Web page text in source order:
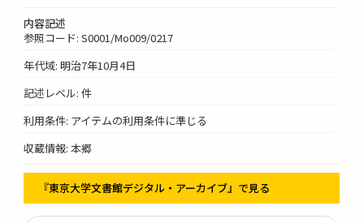
内容記述
参照コード: S0001/Mo009/0217
年代域: 明治7年10月4日
記述レベル: 件
利用条件: アイテムの利用条件に準じる
収蔵情報: 本郷
『東京大学文書館デジタル・アーカイブ』で見る